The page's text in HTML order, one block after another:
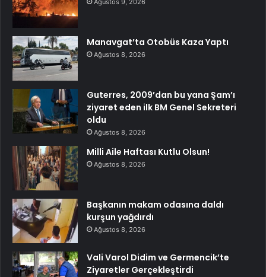
Ağustos 9, 2026
Manavgat’ta Otobüs Kaza Yaptı
Ağustos 8, 2026
Guterres, 2009’dan bu yana Şam’ı
ziyaret eden ilk BM Genel Sekreteri
oldu
Ağustos 8, 2026
Milli Aile Haftası Kutlu Olsun!
Ağustos 8, 2026
Başkanın makam odasına daldı
kurşun yağdırdı
Ağustos 8, 2026
Vali Varol Didim ve Germencik’te
Ziyaretler Gerçekleştirdi